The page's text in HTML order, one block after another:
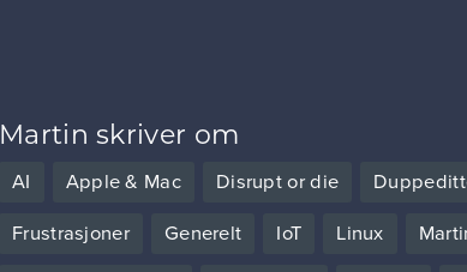
Martin skriver om
AI Apple & Mac Disrupt or die
Frustrasjoner Generelt IoT Linux